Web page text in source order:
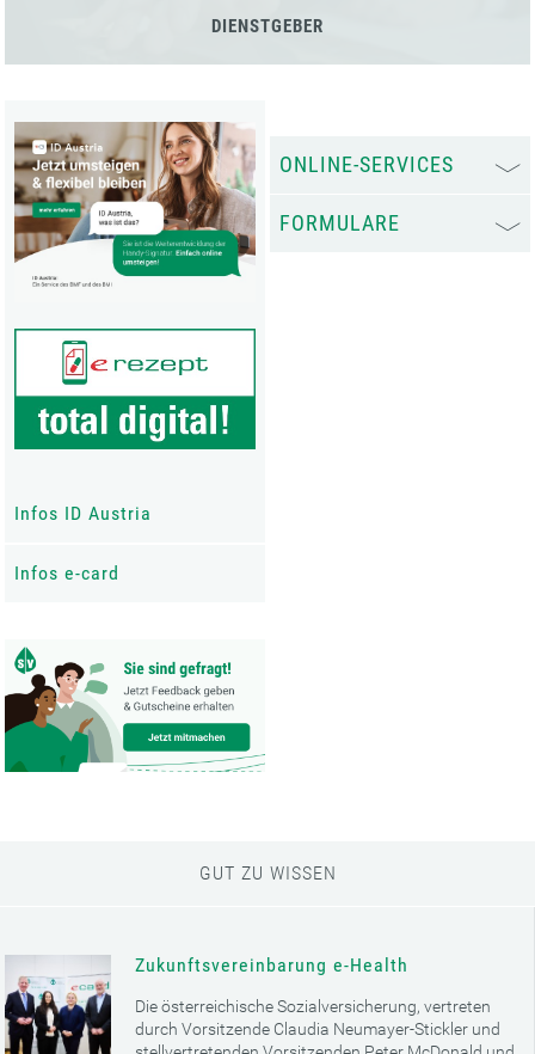
DIENSTGEBER
Infos ID Austria
Infos e-card
ONLINE-SERVICES
FORMULARE
GUT ZU WISSEN
Zukunftsvereinbarung e-Health
Die österreichische Sozialversicherung, vertreten
durch Vorsitzende Claudia Neumayer-Stickler und